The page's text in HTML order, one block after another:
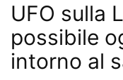
UFO sulla
possibile
intorno al